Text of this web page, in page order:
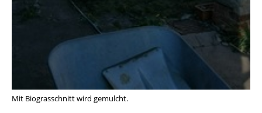
Mit Biograsschnitt wird gemulcht.